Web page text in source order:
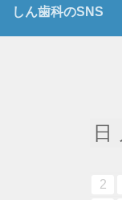
しん歯科のSNS
日
2